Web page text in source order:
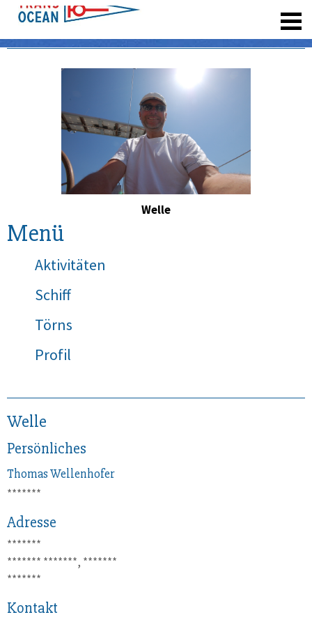
Welle
Menü
Aktivitäten
Schiff
Törns
Profil
Welle
Persönliches
ThomasWellenhofer
*******
Adresse
*******
******* *******, *******
*******
Kontakt